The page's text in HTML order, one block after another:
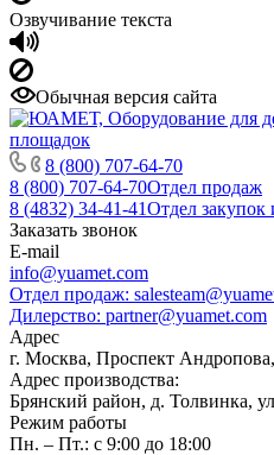
Озвучивание текста
Обычная версия сайта
8 (800) 707-64-70
8 (800) 707-64-70Отдел продаж
8 (4832) 34-41-41Отдел
Заказать звонок
E-mail
info@yuamet.com
Отдел продаж:
Дилерство: partner@yuamet.com
Адрес
г. Москва, Проспект
Адрес производства:
Брянский район, д. Толвинка,
Режим работы
Пн. – Пт.: с 9:00 до 18:00